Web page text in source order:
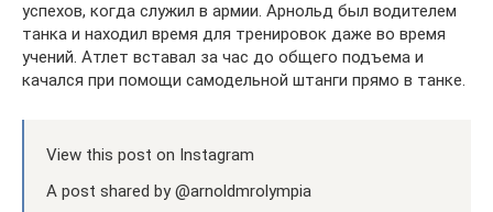
успехов, когда служил в армии. Арнольд был водителем
танка и находил время для тренировок даже во время
учений. Атлет вставал за час до общего подъема и
качался при помощи самодельной штанги прямо в танке.
View this post on Instagram
A post shared by @arnoldmrolympia